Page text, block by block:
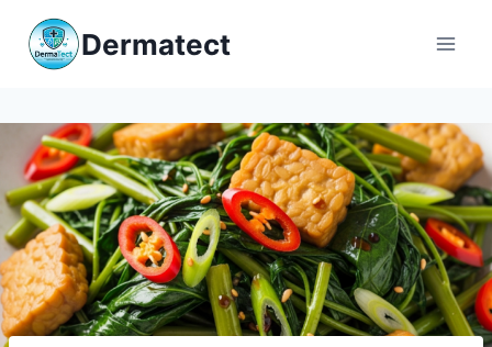
content
Dermatect